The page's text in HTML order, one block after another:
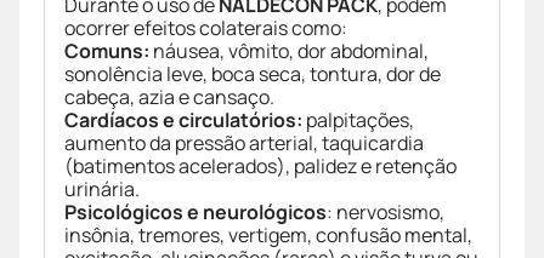
ocorrer efeitos colaterais como:
Comuns: náusea, vômito, dor abdominal,
sonolência leve, boca seca, tontura, dor de
cabeça, azia e cansaço.
Cardíacos e circulatórios: palpitações,
aumento da pressão arterial, taquicardia
(batimentos acelerados), palidez e retenção
urinária.
Psicológicos e neurológicos: nervosismo,
insônia, tremores, vertigem, confusão mental,